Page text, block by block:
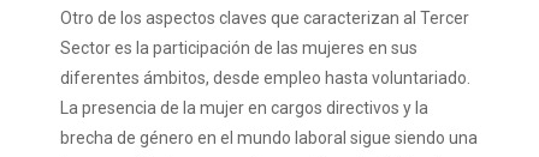
Otro de los aspectos claves que caracterizan al Tercer
Sector es la participación de las mujeres en sus
diferentes ámbitos, desde empleo hasta voluntariado.
La presencia de la mujer en cargos directivos y la
brecha de género en el mundo laboral sigue siendo una